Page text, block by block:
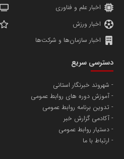
اخبار علم و فناوری
اخبار ورزش
اخبار سازمان‌ها و شرکت‌ها
دسترسی سریع
شهروند خبرنگار استانی
آموزش دوره های روابط عمومی
تدوین برنامه روابط عمومی
آکادمی گزارش خبر
دستیار روابط عمومی
ارتباط با ما